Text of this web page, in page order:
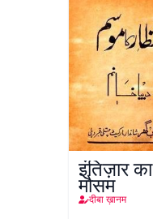
इंतिज़ार का
मौसम
दीबा ख़ानम